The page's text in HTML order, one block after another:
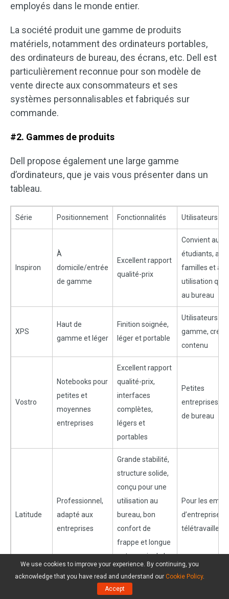
employés dans le monde entier.
La société produit une gamme de produits
matériels, notamment des ordinateurs portables,
des ordinateurs de bureau, des écrans, etc. Dell est
particulièrement reconnue pour son modèle de
vente directe aux consommateurs et ses
systèmes personnalisables et fabriqués sur
commande.
#2. Gammes de produits
Dell propose également une large gamme
d’ordinateurs, que je vais vous présenter dans un
tableau.
Série Positionnement Fonctionnalités Utilisateurs
Inspiron
À
domicile/entrée
de gamme
Excellent rapport
qualité-prix
Convient aux
étudiants, aux
familles et à
utilisation
au bureau
XPS
Haut de
gamme et léger
Finition soignée,
léger et portable
Utilisateurs
gamme,
contenu
Vostro
Notebooks pour
petites et
moyennes
entreprises
Excellent rapport
qualité-prix,
interfaces
complètes,
légers et
portables
Petites
entreprises/
de bureau
Latitude
Professionnel,
adapté aux
entreprises
Grande stabilité,
structure solide,
conçu pour une
utilisation au
bureau, bon
confort de
frappe et longue
autonomie de la
batterie
Pour les
d’entreprise
télétravailleurs
Carte graphique
We use cookies to improve your experience. By continuing, you
acknowledge that you have read and understand our Cookie Policy.
Accept